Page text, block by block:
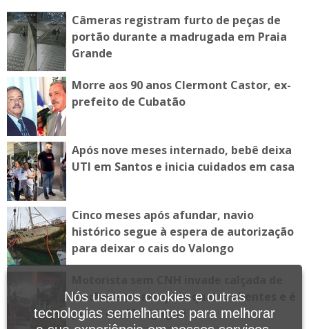
Câmeras registram furto de peças de
portão durante a madrugada em Praia
Grande
Morre aos 90 anos Clermont Castor, ex-
prefeito de Cubatão
Após nove meses internado, bebê deixa
UTI em Santos e inicia cuidados em casa
Cinco meses após afundar, navio
histórico segue à espera de autorização
para deixar o cais do Valongo
lanchonete, atropela quatro clientes e é
preso em Mongaguá
Nós usamos cookies e outras
tecnologias semelhantes para melhorar